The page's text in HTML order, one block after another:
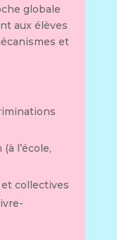
globale
aux élèves
et
l’école,
collectives